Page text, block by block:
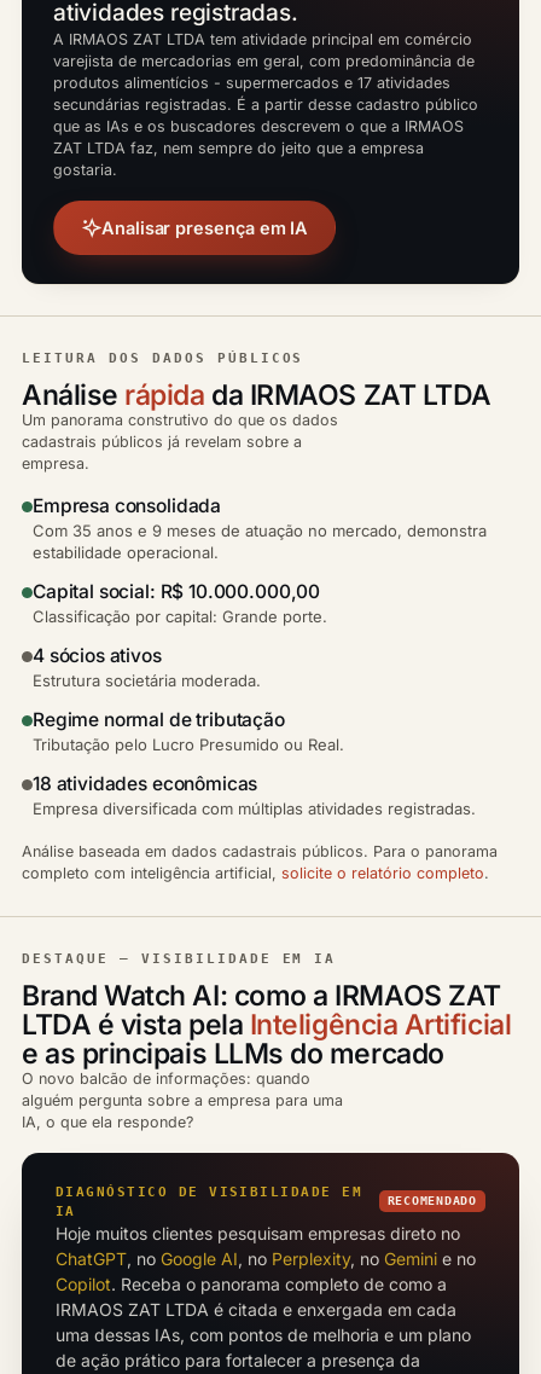
atividades registradas.
A IRMAOS ZAT LTDA tem atividade principal em comércio
varejista de mercadorias em geral, com predominância de
produtos alimentícios - supermercados e 17 atividades
secundárias registradas. É a partir desse cadastro público
que as IAs e os buscadores descrevem o que a IRMAOS
ZAT LTDA faz, nem sempre do jeito que a empresa
gostaria.
Analisar presença em IA
LEITURA DOS DADOS PÚBLICOS
Análise rápida da IRMAOS ZAT LTDA
Um panorama construtivo do que os dados
cadastrais públicos já revelam sobre a
empresa.
Empresa consolidada
Com 35 anos e 9 meses de atuação no mercado, demonstra
estabilidade operacional.
Capital social: R$ 10.000.000,00
Classificação por capital: Grande porte.
4 sócios ativos
Estrutura societária moderada.
Regime normal de tributação
Tributação pelo Lucro Presumido ou Real.
18 atividades econômicas
Empresa diversificada com múltiplas atividades registradas.
Análise baseada em dados cadastrais públicos. Para o panorama
completo com inteligência artificial, solicite o relatório completo.
DESTAQUE — VISIBILIDADE EM IA
Brand Watch AI: como a IRMAOS ZAT
LTDA é vista pela Inteligência Artificial
e as principais LLMs do mercado
O novo balcão de informações: quando
alguém pergunta sobre a empresa para uma
IA, o que ela responde?
DIAGNÓSTICO DE VISIBILIDADE EM
IA
RECOMENDADO
Hoje muitos clientes pesquisam empresas direto no
ChatGPT, no Google AI, no Perplexity, no Gemini e no
Copilot. Receba o panorama completo de como a
IRMAOS ZAT LTDA é citada e enxergada em cada
uma dessas IAs, com pontos de melhoria e um plano
de ação prático para fortalecer a presença da